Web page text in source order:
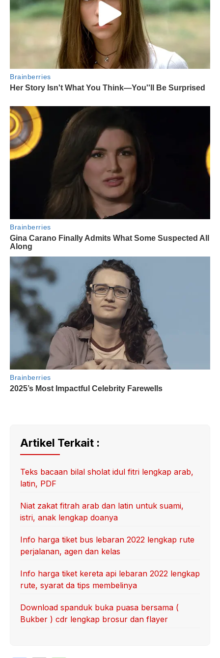
Artikel Terkait :
Teks bacaan bilal sholat idul fitri lengkap arab,
latin, PDF
Niat zakat fitrah arab dan latin untuk suami,
istri, anak lengkap doanya
Info harga tiket bus lebaran 2022 lengkap rute
perjalanan, agen dan kelas
Info harga tiket kereta api lebaran 2022 lengkap
rute, syarat da tips membelinya
Download spanduk buka puasa bersama (
Bukber ) cdr lengkap brosur dan flayer